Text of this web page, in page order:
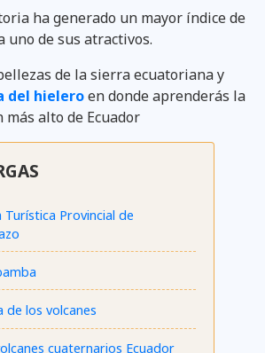
ha generado un mayor índice de
uno de sus atractivos.
de la sierra ecuatoriana y
del hieleroen donde aprenderás la
alto de Ecuador
Turística Provincial de
de los volcanes
cuaternarios Ecuador